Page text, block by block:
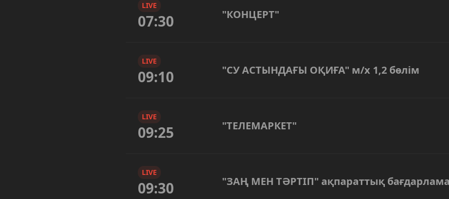
LIVE
07:30 "КОНЦЕРТ"
LIVE
09:10 "СУ АСТЫНДАҒЫ ОҚИҒА" м/х 1,2 бөлім
LIVE
09:25 "ТЕЛЕМАРКЕТ"
LIVE
09:30 "ЗАҢ МЕН ТӘРТІП" ақпараттық